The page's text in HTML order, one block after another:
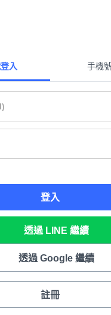
入 手機
登入
透過 LINE 繼續
透過 Google 繼續
註冊